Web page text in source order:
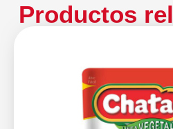
Productos